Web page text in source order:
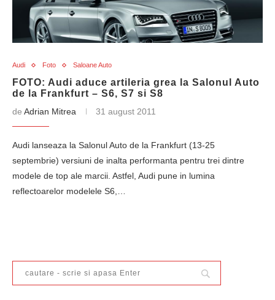
Audi Foto Saloane Auto
FOTO: Audi aduce artileria grea la Salonul Auto
de la Frankfurt – S6, S7 si S8
de Adrian Mitrea 31 august 2011
Audi lanseaza la Salonul Auto de la Frankfurt (13-25
septembrie) versiuni de inalta performanta pentru trei dintre
modele de top ale marcii. Astfel, Audi pune in lumina
reflectoarelor modelele S6,…